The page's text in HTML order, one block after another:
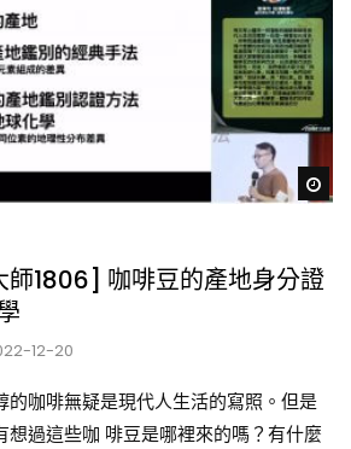
師1806] 咖啡豆的產地身分證
12-20
的咖啡無疑是現代人生活的寫照。但是
想過這些咖 啡豆是哪裡來的嗎？有什麼